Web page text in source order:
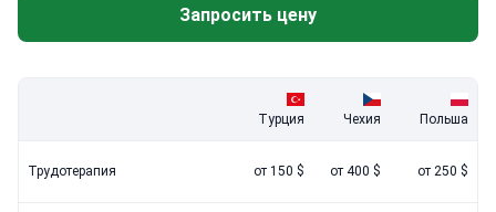
Запросить цену
Турция Чехия Польша
Трудотерапия от 150 $ от 400 $ от 250 $